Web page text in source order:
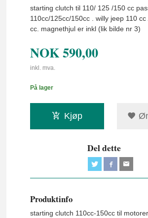
starting clutch til 110/ 125 /150 cc
110cc/125cc/150cc . willy jeep 110
cc. magnethjul er inkl (lik bilde nr 3)
NOK590,00
inkl. mva.
På lager
Kjøp
Del dette
Produktinfo
starting clutch 110cc-150cc til